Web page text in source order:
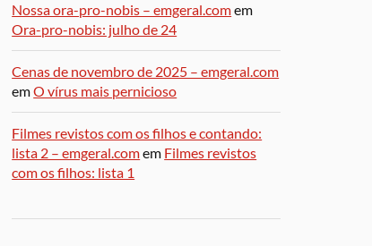
Nossa ora-pro-nobis – emgeral.comem
Ora-pro-nobis: julho de 24
Cenas de novembro de 2025 – emgeral.com
emO vírus mais pernicioso
Filmes revistos com os filhos e contando:
lista 2 – emgeral.comem Filmes revistos
com os filhos: lista 1